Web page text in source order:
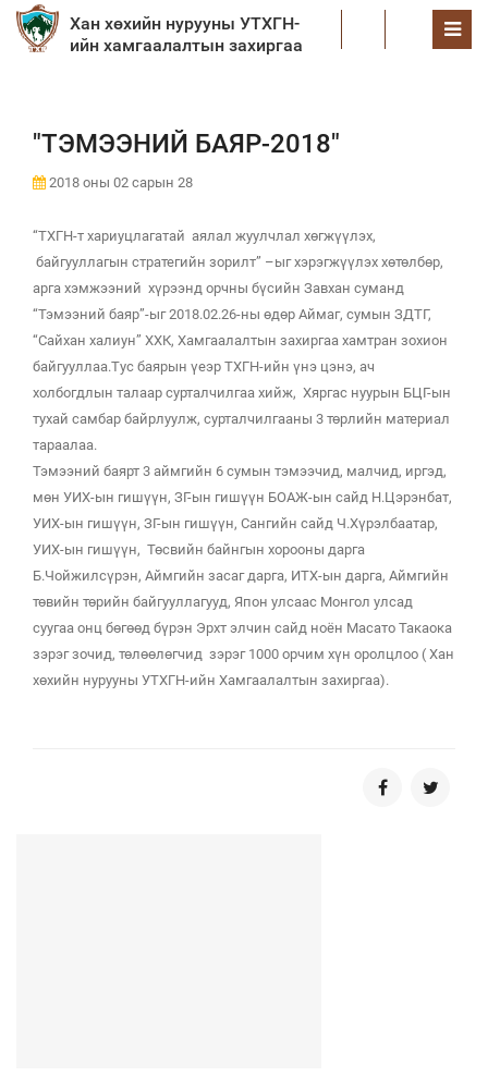
Хан хөхийн нурууны УТХГН-
ийн хамгаалалтын захиргаа
"ТЭМЭЭНИЙ БАЯР-2018"
2018 оны 02 сарын 28
“ТХГН-т хариуцлагатай аялал жуулчлал хөгжүүлэх,
байгууллагын стратегийн зорилт” –ыг хэрэгжүүлэх хөтөлбөр,
арга хэмжээний хүрээнд орчны бүсийн Завхан суманд
“Тэмээний баяр”-ыг 2018.02.26-ны өдөр Аймаг, сумын ЗДТГ,
“Сайхан халиун” ХХК, Хамгаалалтын захиргаа хамтран зохион
байгууллаа.Тус баярын үеэр ТХГН-ийн үнэ цэнэ, ач
холбогдлын талаар сурталчилгаа хийж, Хяргас нуурын БЦГ-ын
тухай самбар байрлуулж, сурталчилгааны 3 төрлийн материал
тараалаа.
Тэмээний баярт 3 аймгийн 6 сумын тэмээчид, малчид, иргэд,
мөн УИХ-ын гишүүн, ЗГ-ын гишүүн БОАЖ-ын сайд Н.Цэрэнбат,
УИХ-ын гишүүн, ЗГ-ын гишүүн, Сангийн сайд Ч.Хүрэлбаатар,
УИХ-ын гишүүн, Төсвийн байнгын хорооны дарга
Б.Чойжилсүрэн, Аймгийн засаг дарга, ИТХ-ын дарга, Аймгийн
төвийн төрийн байгууллагууд, Япон улсаас Монгол улсад
суугаа онц бөгөөд бүрэн Эрхт элчин сайд ноён Масато Такаока
зэрэг зочид, төлөөлөгчид зэрэг 1000 орчим хүн оролцлоо ( Хан
хөхийн нурууны УТХГН-ийн Хамгаалалтын захиргаа).